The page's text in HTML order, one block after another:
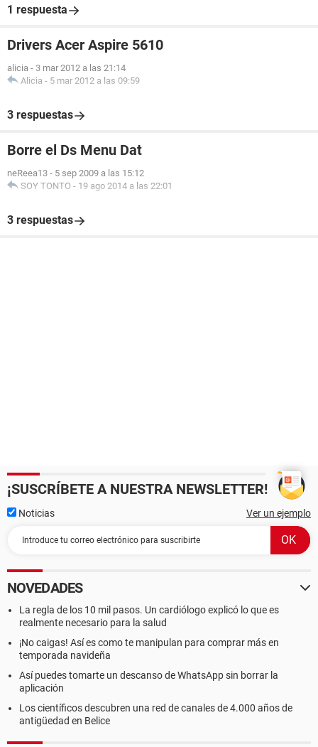
1 respuesta
Drivers Acer Aspire 5610
alicia - 3 mar 2012 a las 21:14
Alicia - 5 mar 2012 a las 09:59
3 respuestas
Borre el Ds Menu Dat
neReea13 - 5 sep 2009 a las 15:12
SOY TONTO - 19 ago 2014 a las 22:01
3 respuestas
¡SUSCRÍBETE A NUESTRA NEWSLETTER!
Noticias Ver un ejemplo
NOVEDADES
La regla de los 10 mil pasos. Un cardiólogo explicó lo que es
realmente necesario para la salud
¡No caigas! Así es como te manipulan para comprar más en
temporada navideña
Así puedes tomarte un descanso de WhatsApp sin borrar la
aplicación
Los científicos descubren una red de canales de 4.000 años de
antigüedad en Belice